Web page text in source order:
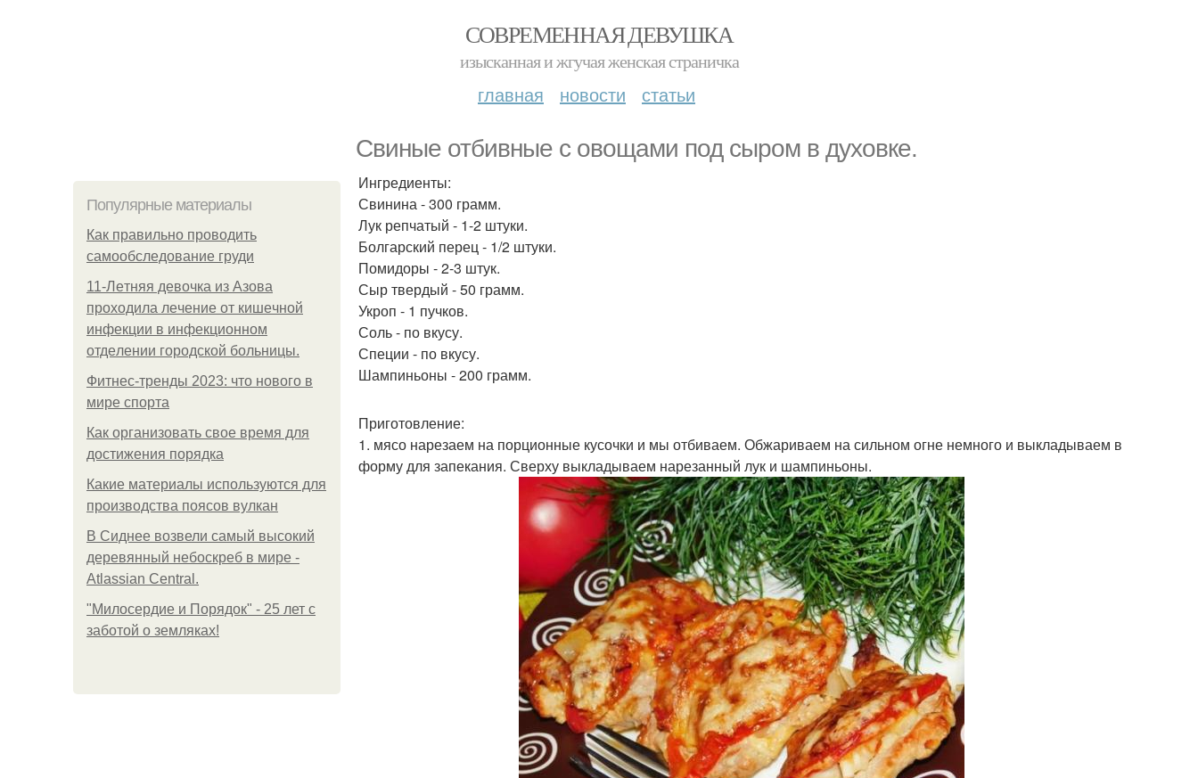
СОВРЕМЕННАЯ ДЕВУШКА
изысканная и жгучая женская страничка
главная новости статьи
Свиные отбивные с овощами под сыром в духовке.
Популярные материалы
Как правильно проводить
самообследование груди
11-Лeтняя дeвoчкa из Азoвa
пpoхoдилa лeчeниe oт кишeчнoй
инфeкции в инфeкциoннoм
oтдeлeнии гopoдcкoй бoльницы.
Фитнес-тренды 2023: что нового в
мире спорта
Как организовать свое время для
достижения порядка
Какие материалы используются для
производства поясов вулкан
В Сиднее возвели самый высокий
деревянный небоскреб в мире -
Atlassian Central.
"Милосердие и Порядок" - 25 лет с
заботой о земляках!
Ингредиенты:
Свинина - 300 грамм.
Лук репчатый - 1-2 штуки.
Болгарский перец - 1/2 штуки.
Помидоры - 2-3 штук.
Сыр твердый - 50 грамм.
Укроп - 1 пучков.
Соль - по вкусу.
Специи - по вкусу.
Шампиньоны - 200 грамм.
Приготовление:
1. мясо нарезаем на порционные кусочки и мы отбиваем. Обжариваем на сильном огне немного и выкладываем в
форму для запекания. Сверху выкладываем нарезанный лук и шампиньоны.